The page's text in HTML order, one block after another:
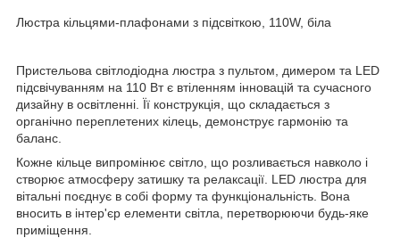
Люстра кільцями-плафонами з підсвіткою, 110W, біла
Пристельова світлодіодна люстра з пультом, димером та LED
підсвічуванням на 110 Вт є втіленням інновацій та сучасного
дизайну в освітленні. Її конструкція, що складається з
органічно переплетених кілець, демонструє гармонію та
баланс.
Кожне кільце випромінює світло, що розливається навколо і
створює атмосферу затишку та релаксації. LED люстра для
вітальні поєднує в собі форму та функціональність. Вона
вносить в інтер'єр елементи світла, перетворюючи будь-яке
приміщення.